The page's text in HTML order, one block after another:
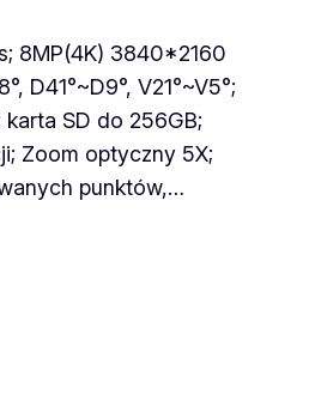
8MP(4K) 3840*2160
D41°~D9°, V21°~V5°;
karta SD do 256GB;
Zoom optyczny 5X;
punktów,…